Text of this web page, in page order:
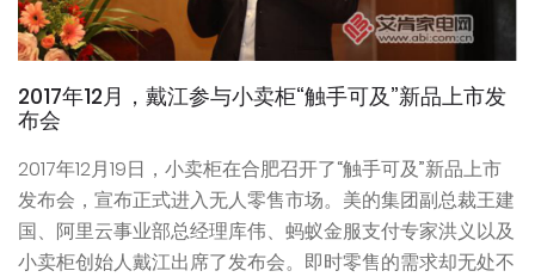
2017年12月，戴江参与小卖柜“触手可及”新品上市发
布会
2017年12月19日，小卖柜在合肥召开了“触手可及”新品上市
发布会，宣布正式进入无人零售市场。美的集团副总裁王建
国、阿里云事业部总经理库伟、蚂蚁金服支付专家洪义以及
小卖柜创始人戴江出席了发布会。即时零售的需求却无处不